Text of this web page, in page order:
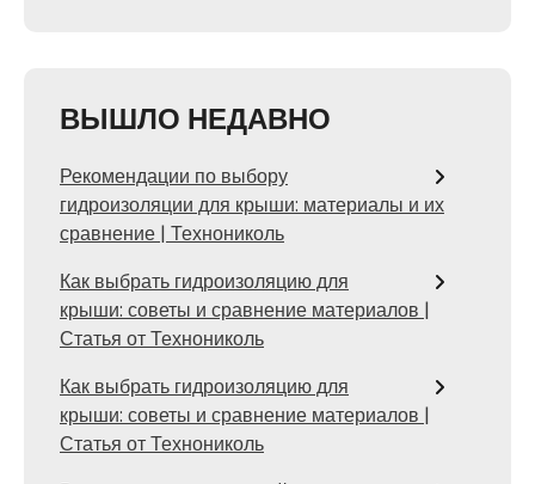
ВЫШЛО НЕДАВНО
Рекомендации по выбору
гидроизоляции для крыши: материалы и их
сравнение | Технониколь
Как выбрать гидроизоляцию для
крыши: советы и сравнение материалов |
Статья от Технониколь
Как выбрать гидроизоляцию для
крыши: советы и сравнение материалов |
Статья от Технониколь